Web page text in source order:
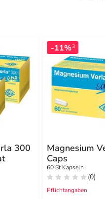
300
-11%3
Magnesium
Caps
60 St Kapseln
(0)
Pflichtangaben